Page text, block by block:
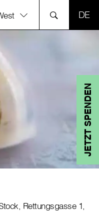
JETZT SPENDEN
Rettungsgasse 1,